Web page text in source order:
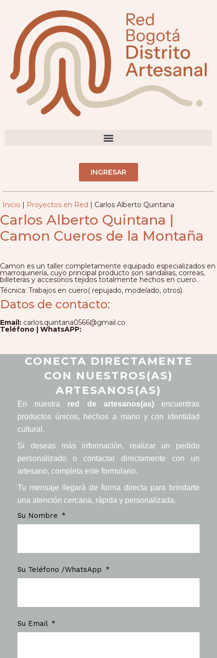
INGRESAR
Inicio | Proyectos en Red | Carlos Alberto Quintana
Carlos Alberto Quintana |
Camon Cueros de la Montaña
Camon es un taller completamente equipado especializados en
marroquinería, cuyo principal producto son sandalias, correas,
billeteras y accesorios tejidos totalmente hechos en cuero.
Técnica: Trabajos en cuero( repujado, modelado, otros).
Datos de contacto:
Email: carlos.quintana0566@gmail.co
Teléfono | WhatsAPP:
CONECTA DIRECTAMENTE
CON NUESTROS(AS)
ARTESANOS(AS)
En nuestra red de artesanos(as)encuentras
productos únicos, hechos a mano y con identidad
cultural.
Si deseas más información, realizar un pedido
personalizado o contactar directamente con un
artesano, completa este formulario.
Tu mensaje llegará de forma directa para brindarte
una atención cercana, rápida y personalizada.
Su Nombre
Su Teléfono /WhatsApp
Su Email